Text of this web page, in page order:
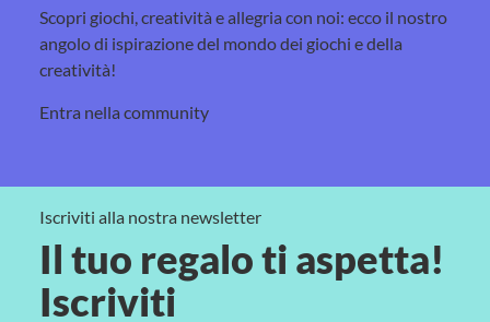
Scopri giochi, creatività e allegria con noi: ecco il nostro
angolo di ispirazione del mondo dei giochi e della
creatività!
Entra nella community
Iscriviti alla nostra newsletter
Il tuo regalo ti aspetta!
Iscriviti